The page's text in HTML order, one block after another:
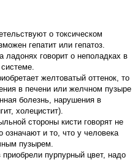
о токсическом
гепатит или гепатоз.
ладонях говорит о неполадках в
желтоватый оттенок, то
в печени или желчном пузыре
болезнь, нарушения в
холецистит).
стороны кисти говорят не
означают и то, что у человека
пузырем.
приобрели пурпурный цвет, надо